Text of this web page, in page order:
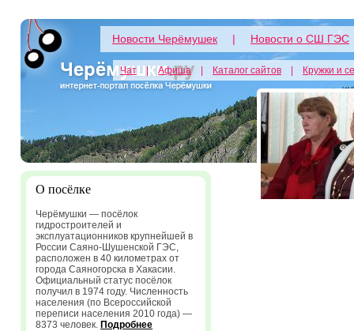
Новости Черёмушек | Новости о СШ ГЭС
Чат | Афиша Каталог сайтов Кружки и
О посёлке
Черёмушки — посёлок
гидростроителей и
эксплуатационников крупнейшей в
России Саяно-Шушенской ГЭС,
расположен в 40 километрах от
города Саяногорска в Хакасии.
Официальный статус посёлок
получил в 1974 году. Численность
населения (по Всероссийской
переписи населения 2010 года) —
8373 человек. Подробнее